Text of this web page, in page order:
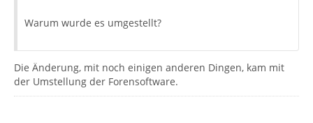
Warum wurde es umgestellt?
Die Änderung, mit noch einigen anderen Dingen, kam mit
der Umstellung der Forensoftware.